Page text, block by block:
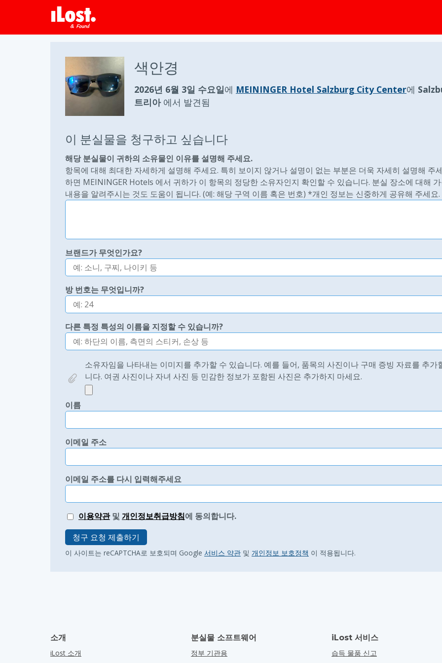
색안경
2026년 6월 3일 수요일에 MEININGER Hotel Salzburg City Center에
트리아에서 발견됨
이 분실물을 청구하고 싶습니다
해당 분실물이 귀하의 소유물인 이유를 설명해 주세요.
항목에 대해 최대한 자세하게 설명해 주세요. 특히 보이지 않거나 설명이 없는 부분은 더욱 자세히 설명해 주
하면 MEININGER Hotels 에서 귀하가 이 항목의 정당한 소유자인지 확인할 수 있습니다. 분실 장소에 대해
내용을 알려주시는 것도 도움이 됩니다. (예: 해당 구역 이름 혹은 번호) *개인 정보는 신중하게 공유해 주세요.
브랜드가 무엇인가요?
방 번호는 무엇입니까?
다른 특정 특성의 이름을 지정할 수 있습니까?
소유자임을 나타내는 이미지를 추가할 수 있습니다. 예를 들어, 품목의 사진이나 구매 증빙 자료를 추가
니다. 여권 사진이나 자녀 사진 등 민감한 정보가 포함된 사진은 추가하지 마세요.
이름
이메일 주소
이메일 주소를 다시 입력해주세요
이용약관및 개인정보취급방침에 동의합니다.
청구 요청 제출하기
이 사이트는 reCAPTCHA로 보호되며 Google 서비스 약관 및 개인정보 보호정책 이 적용됩니다.
소개
iLost 소개
분실물 소프트웨어
정부 기관용
iLost 서비스
습득 물품 신고